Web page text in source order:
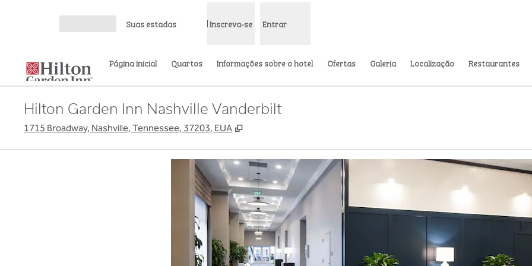
Suas estadas Inscreva-se Entrar
Página inicial Quartos Informações sobre o hotel Ofertas Galeria Localização Restaurantes
Hilton Garden Inn Nashville Vanderbilt
1715 Broadway, Nashville, Tennessee, 37203, EUA ,